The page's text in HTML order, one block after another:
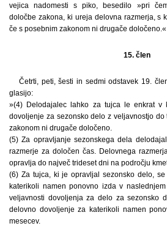
vejica nadomesti s piko, besedilo »pri
določbe zakona, ki ureja delovna razmerja, s
če s posebnim zakonom ni drugače določeno.«
15. člen
Četrti, peti, šesti in sedmi odstavek 19.
glasijo:
»(4) Delodajalec lahko za tujca le enkrat v
dovoljenje za sezonsko delo z veljavnostjo do
zakonom ni drugače določeno.
(5) Za opravljanje sezonskega dela
razmerje za določen čas. Delovnega
opravlja do največ trideset dni na področju
(6) Za tujca, ki je opravljal sezonsko delo,
katerikoli namen ponovno izda v
veljavnosti dovoljenja za delo za sezonsko
delovno dovoljenje za katerikoli namen
mesecev.